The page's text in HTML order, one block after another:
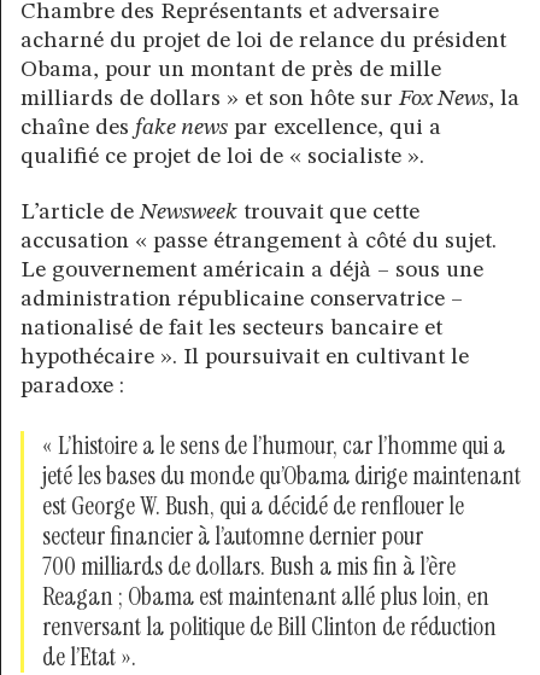
Chambre des Représentants et adversaire
acharné du projet de loi de relance du président
Obama, pour un montant de près de mille
milliards de dollars » et son hôte surFox News, la
chaîne des fake news par excellence, qui a
qualifié ce projet de loi de « socialiste ».
L’article deNewsweek trouvait que cette
accusation « passe étrangement à côté du sujet.
Le gouvernement américain a déjà – sous une
administration républicaine conservatrice –
nationalisé de fait les secteurs bancaire et
hypothécaire ». Il poursuivait en cultivant le
paradoxe :
« L’histoire a le sens de l’humour, car l’homme qui a
jeté les bases du monde qu’Obama dirige maintenant
est George W. Bush, qui a décidé de renflouer le
secteur financier à l’automne dernier pour
700 milliards de dollars. Bush a mis fin à l’ère
Reagan ; Obama est maintenant allé plus loin, en
renversant la politique de Bill Clinton de réduction
de l’Etat ».